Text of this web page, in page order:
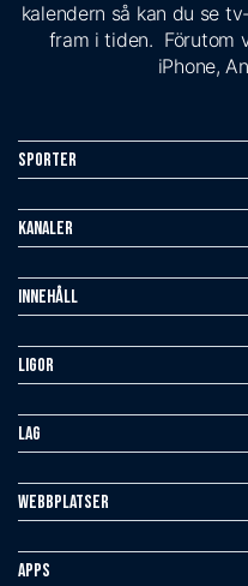
kalendern så kan du se
fram i tiden. Förutom
iPhone,
Sporter
Kanaler
Innehåll
Ligor
Lag
Webbplatser
Apps